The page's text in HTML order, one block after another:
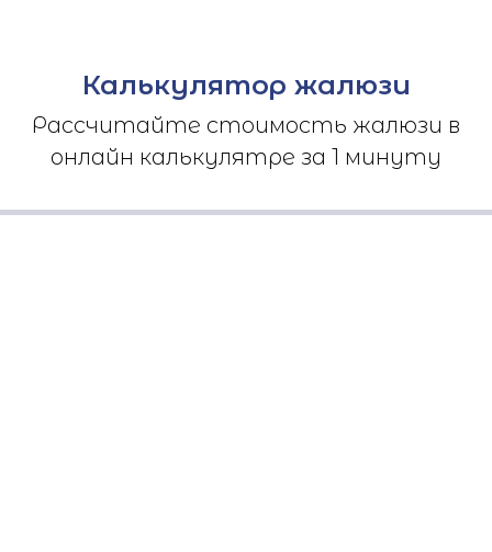
Калькулятор жалюзи
Рассчитайте стоимость жалюзи в
онлайн калькулятре за 1 минуту